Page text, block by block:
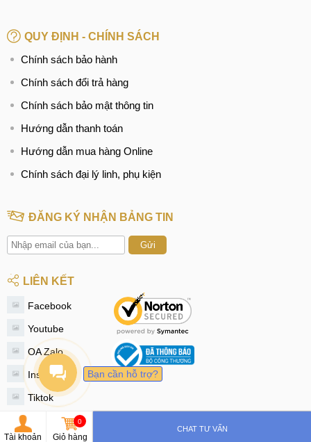
QUY ĐỊNH - CHÍNH SÁCH
Chính sách bảo hành
Chính sách đổi trả hàng
Chính sách bảo mật thông tin
Hướng dẫn thanh toán
Hướng dẫn mua hàng Online
Chính sách đại lý linh, phụ kiện
ĐĂNG KÝ NHẬN BẢNG TIN
Gửi
LIÊN KẾT
Facebook
Youtube
OA Zalo
Instagram
Tiktok
Tài khoản
0
Giỏ hàng
CHAT TƯ VẤN
Bạn cần hỗ trợ?